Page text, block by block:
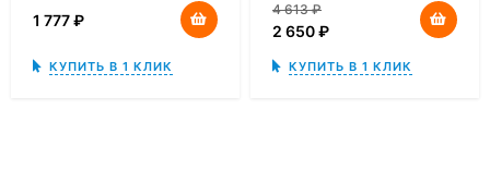
1 777₽
КУПИТЬ В 1 КЛИК
4 613₽
2 650₽
КУПИТЬ В 1 КЛИК